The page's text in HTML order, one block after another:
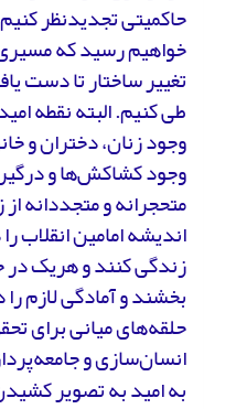
حاکمیتی تجدیدنظر
خواهیم رسید که مسیری
تغییر ساختار تا دست
طی کنیم. البته نقطه‌
وجود زنان، دختران و
وجود کشاکش‌ها و
متحجرانه و متجددانه
اندیشه امامین
زندگی کنند و هریک
بخشند و آمادگی لازم
حلقه‌های میانی برای
انسان‌سازی و
به امید به تصویر